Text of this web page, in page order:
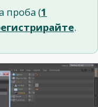
проба (1
.